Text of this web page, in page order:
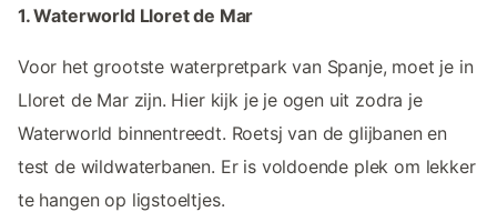
1. Waterworld Lloret de Mar
Voor het grootste waterpretpark van Spanje, moet je in
Lloret de Mar zijn. Hier kijk je je ogen uit zodra je
Waterworld binnentreedt. Roetsj van de glijbanen en
test de wildwaterbanen. Er is voldoende plek om lekker
te hangen op ligstoeltjes.